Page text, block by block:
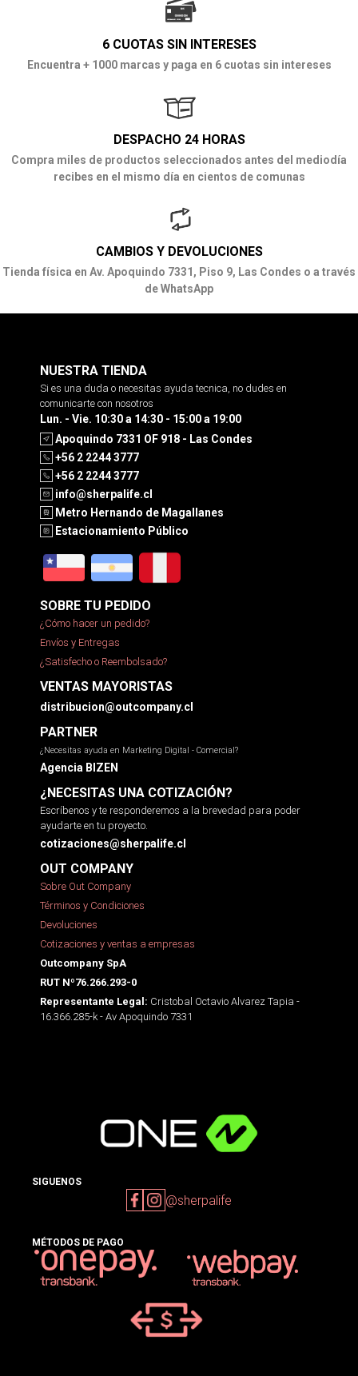
6 CUOTAS SIN INTERESES
Encuentra + 1000 marcas y paga en 6 cuotas sin intereses
DESPACHO 24 HORAS
Compra miles de productos seleccionados antes del mediodía
recibes en el mismo día en cientos de comunas
CAMBIOS Y DEVOLUCIONES
Tienda física en Av. Apoquindo 7331, Piso 9, Las Condes o a través
de WhatsApp
NUESTRA TIENDA
Si es una duda o necesitas ayuda tecnica, no dudes en
comunicarte con nosotros
Lun. - Vie. 10:30 a 14:30 - 15:00 a 19:00
Apoquindo 7331 OF 918 - Las Condes
+56 2 2244 3777
+56 2 2244 3777
info@sherpalife.cl
Metro Hernando de Magallanes
Estacionamiento Público
SOBRE TU PEDIDO
¿Cómo hacer un pedido?
Envíos y Entregas
¿Satisfecho o Reembolsado?
VENTAS MAYORISTAS
distribucion@outcompany.cl
PARTNER
¿Necesitas ayuda en Marketing Digital - Comercial?
Agencia BIZEN
¿NECESITAS UNA COTIZACIÓN?
Escríbenos y te responderemos a la brevedad para poder
ayudarte en tu proyecto.
cotizaciones@sherpalife.cl
OUT COMPANY
Sobre Out Company
Términos y Condiciones
Devoluciones
Cotizaciones y ventas a empresas
Outcompany SpA
RUT Nº76.266.293-0
Representante Legal: Cristobal Octavio Alvarez Tapia -
16.366.285-k - Av Apoquindo 7331
SIGUENOS
@sherpalife
MÉTODOS DE PAGO